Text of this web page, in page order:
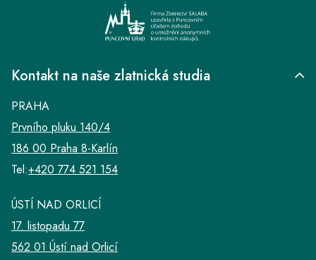
Kontakt na naše zlatnická studia
PRAHA
Prvního pluku 140/4
186 00 Praha 8-Karlín
Tel:+420 774 521 154
ÚSTÍ NAD ORLICÍ
17. listopadu 77
562 01 Ústí nad Orlicí